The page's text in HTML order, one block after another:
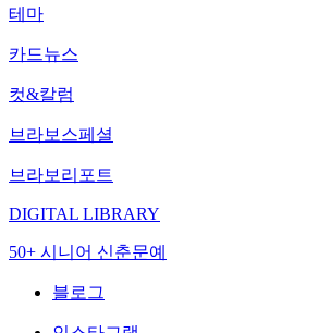
테마
카드뉴스
컷&칼럼
브라보스페셜
브라보리포트
DIGITAL LIBRARY
50+ 시니어 신춘문예
블로그